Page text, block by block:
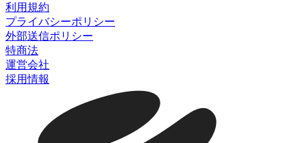
利用規約
プライバシーポリシー
外部送信ポリシー
特商法
運営会社
採用情報